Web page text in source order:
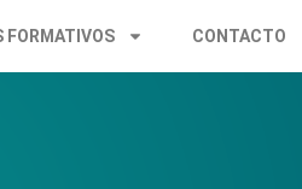
FORMATIVOS CONTACTO